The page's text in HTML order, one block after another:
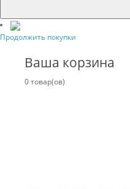
Продолжить покупки
Ваша корзина
0 товар(ов)